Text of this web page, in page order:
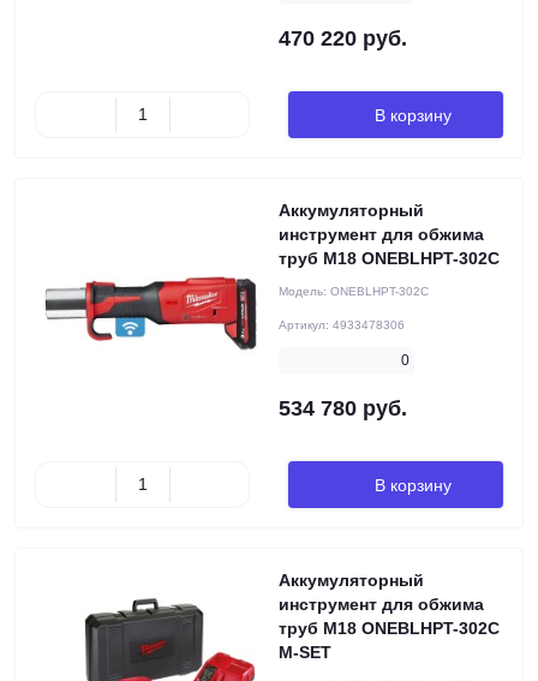
470 220 руб.
В корзину
Аккумуляторный
инструмент для обжима
труб M18 ONEBLHPT-302C
Модель: ONEBLHPT-302C
Артикул: 4933478306
0
534 780 руб.
В корзину
Аккумуляторный
инструмент для обжима
труб M18 ONEBLHPT-302C
M-SET